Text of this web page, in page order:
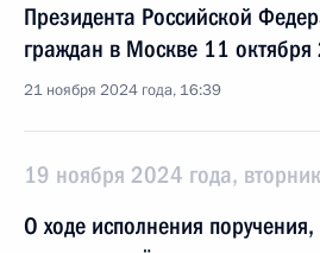
Президента Российской
граждан в Москве 11
21 ноября 2024 года, 16:39
19 ноября 2024 года, вторник
О ходе исполнения